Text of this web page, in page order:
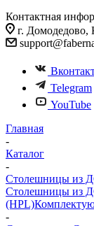
Контактная
г.
Telegram
YouTube
Главная
-
Каталог
-
Столешницы из
Столешницы из
(HPL)
-